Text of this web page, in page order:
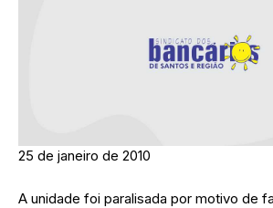
25 de janeiro de 2010
A unidade foi paralisada por motivo de